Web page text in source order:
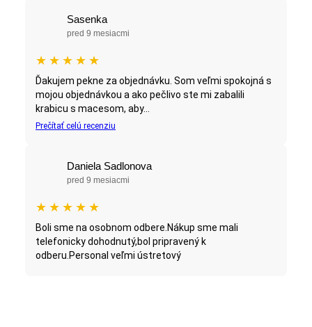
Sasenka
pred 9 mesiacmi
★ ★ ★ ★ ★
Ďakujem pekne za objednávku. Som veľmi spokojná s
mojou objednávkou a ako pečlivo ste mi zabalili
krabicu s macesom, aby...
Prečítať celú recenziu
Daniela Sadlonova
pred 9 mesiacmi
★ ★ ★ ★ ★
Boli sme na osobnom odbere.Nákup sme mali
telefonicky dohodnutý,bol pripravený k
odberu.Personal veľmi ústretový